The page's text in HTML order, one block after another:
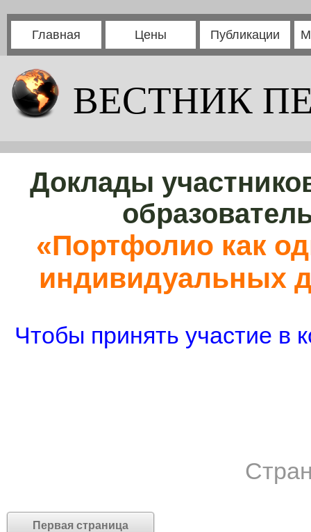
Главная Цены Публикации
ВЕСТНИК
Доклады
«Портфолио как
индивидуальных
Чтобы принять участие в
Первая страница